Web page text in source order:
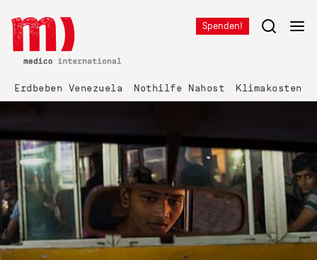
Spenden!
Erdbeben Venezuela Nothilfe Nahost Klimakosten